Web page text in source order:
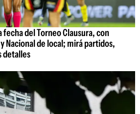
fecha del Torneo Clausura, con
Nacional de local; mirá partidos,
detalles